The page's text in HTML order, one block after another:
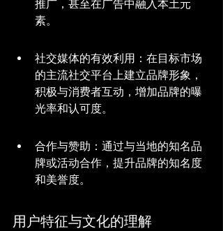
推广，甚至在广告中融入本土元
素。
社交媒体的有效利用：在目标市场
的主流社交平台上建立品牌形象，
积极与消费者互动，增加品牌的曝
光率和认可度。
合作与赞助：通过与当地的知名品
牌或活动合作，提升品牌的知名度
和美誉度。
用户特征与文化的理解